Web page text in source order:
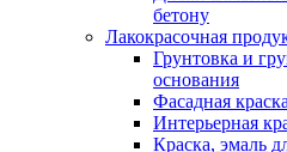
бетону
Лакокрасочная
Грунтовка и
основания
Фасадная
Интерьерная
Краска, эмаль